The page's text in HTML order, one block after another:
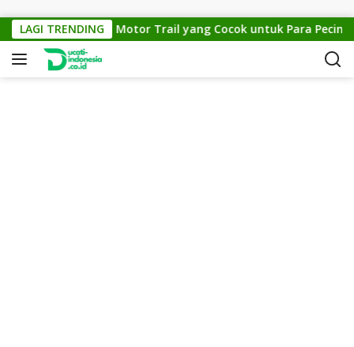
LAGI TRENDING
KTM Cross 150: Motor Trail yang Cocok untuk Para Pecinta